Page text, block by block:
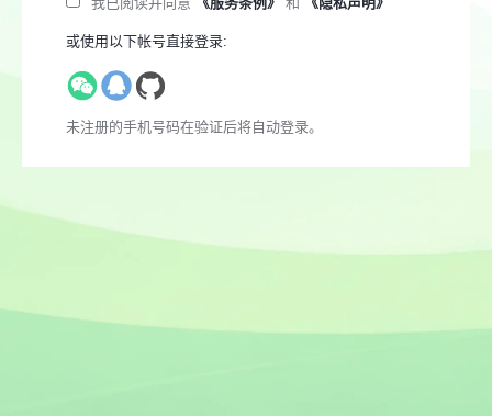
或使用以下帐号直接登录:
未注册的手机号码在验证后将自动登录。